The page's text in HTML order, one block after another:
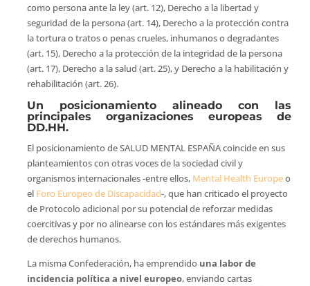
como persona ante la ley (art. 12), Derecho a la libertad y
seguridad de la persona (art. 14), Derecho a la protección contra
la tortura o tratos o penas crueles, inhumanos o degradantes
(art. 15), Derecho a la protección de la integridad de la persona
(art. 17), Derecho a la salud (art. 25), y Derecho a la habilitación y
rehabilitación (art. 26).
Un posicionamiento alineado con las
principales organizaciones europeas de
DD.HH.
El posicionamiento de SALUD MENTAL ESPAÑA coincide en sus
planteamientos con otras voces de la sociedad civil y
organismos internacionales -entre ellos, Mental Health Europeo
el Foro Europeo de Discapacidad-, que han criticado el proyecto
de Protocolo adicional por su potencial de reforzar medidas
coercitivas y por no alinearse con los estándares más exigentes
de derechos humanos.
La misma Confederación, ha emprendido una labor de
incidencia política a nivel europeo, enviando cartas